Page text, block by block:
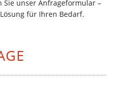
Sie unser Anfrageformular –
für Ihren Bedarf.